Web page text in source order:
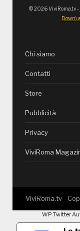
© 2026 ViviRoma.tv -
Down)
Chi siamo
Contatti
Store
Pubblicità
Privacy
ViviRoma
ViviRoma.tv -
WP Twitter